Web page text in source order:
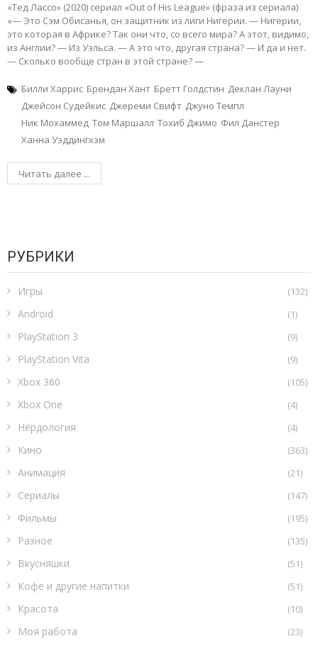
«Тед Лассо» (2020) сериал «Out of His League» (фраза из сериала)
«— Это Сэм Обисанья, он защитник из лиги Нигерии. — Нигерии,
это которая в Африке? Так они что, со всего мира? А этот, видимо,
из Англии? — Из Уэльса. — А это что, другая страна? — И да и нет.
— Сколько вообще стран в этой стране? —
Билли Харрис Брендан Хант Бретт Голдстин Деклан Лауни
Джейсон Судейкис Джереми Свифт Джуно Темпл
Ник Мохаммед Том Маршалл Тохиб Джимо Фил Данстер
Ханна Уэддингхэм
Читать далее ...
РУБРИКИ
Игры (132)
Android (1)
PlayStation 3 (9)
PlayStation Vita (9)
Xbox 360 (105)
Xbox One (4)
Нёрдология (4)
Кино (363)
Анимация (21)
Сериалы (147)
Фильмы (195)
Разное (135)
Вкусняшки (51)
Кофе и другие напитки (51)
Красота (10)
Моя работа (23)